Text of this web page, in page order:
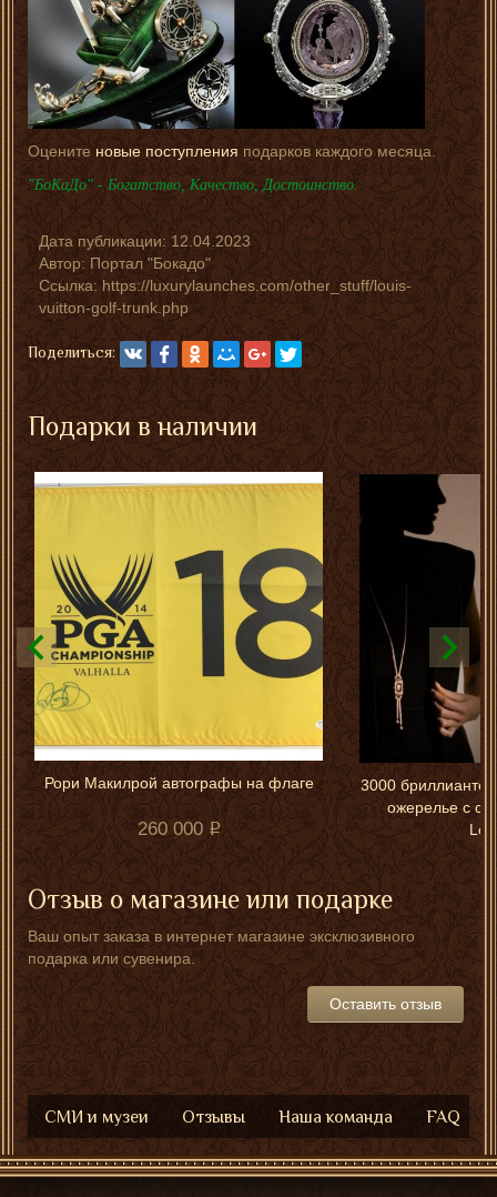
Оценитеновые поступленияподарков каждого месяца.
"БоКаДо" - Богатство, Качество, Достоинство.
Дата публикации:12.04.2023
Автор:Портал "Бокадо"
Ссылка: https://luxurylaunches.com/other_stuff/louis-
vuitton-golf-trunk.php
Поделиться:
Подарки в наличии
Рори Макилрой автографы на флаге
260 000
3000
ожерелье с
Отзыв о магазине или подарке
Ваш опыт заказа в интернет магазине эксклюзивного
подарка или сувенира.
Оставить отзыв
СМИ и музеи Отзывы Наша команда FAQ